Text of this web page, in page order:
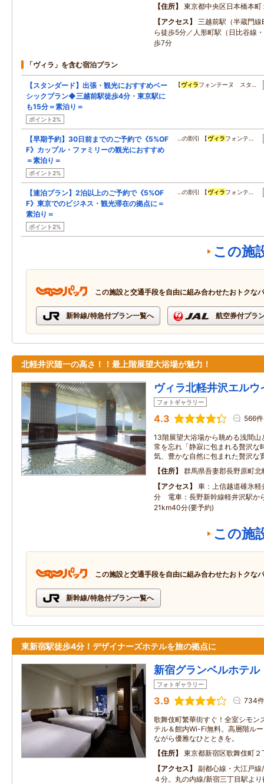
住所
東京都中央区日本橋本町
アクセス
三越前駅（半蔵門
ら徒歩5分／人形町駅（日比谷線
歩7分
「ヴィラ」を含む宿泊プラン
【スタンダード】出張・観光におすすめベー
シックプラン◆三越前駅徒歩4分・東京駅に
も15分＝素泊り＝
ポイント2%
【ヴィラフォンテーヌ スタ…
【早期予約】30日前までのご予約で《5%OF
F》カップル・ファミリーの観光におすすめ
＝素泊り＝
ポイント2%
…の割引 【ヴィラフォンテ…
【連泊プラン】2泊以上のご予約で《5%OF
F》東京でのビジネス・観光滞在の拠点に＝
素泊り＝
ポイント2%
…の割引 【ヴィラフォンテ…
この施
この施設と交通手段を自由に組み合わせたおトクな
新幹線/特急付プラン一覧へ 航空券付プラ
北軽井沢随一の高さ！！最上階展望大浴場が魅力！
ヴィラ北軽井沢エルウ
フォトギャラリー
4.3 566件
13階展望大浴場から眺める浅間
常を忘れ「静寂に包まれる贅沢な
気、豊かな自然に包まれた贅沢な
住所
群馬県吾妻郡長野原町
アクセス
車：上信越道碓氷
分 電車：長野新幹線軽井沢駅か
21km40分(要予約)
この施
この施設と交通手段を自由に組み合わせたおトクな
新幹線/特急付プラン一覧へ
東新宿駅徒歩4分！デザイナーズホテルを旅の拠点に
新宿グランベルホテル
フォトギャラリー
3.9 734件
歌舞伎町繁華街すぐ！全室シモン
テル＆館内Wi-Fi無料。高層階ル
ながら優雅なひとときを。
住所
東京都新宿区歌舞伎町
アクセス
副都心線・大江戸
４分。丸の内線/新宿三丁目駅よ